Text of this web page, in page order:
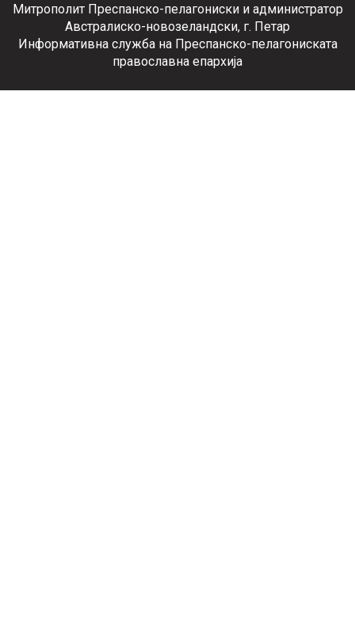
Митрополит Преспанско-пелагониски и администратор
Австралиско-новозеландски, г. Петар
Информативна служба на Преспанско-пелагониската
православна епархија